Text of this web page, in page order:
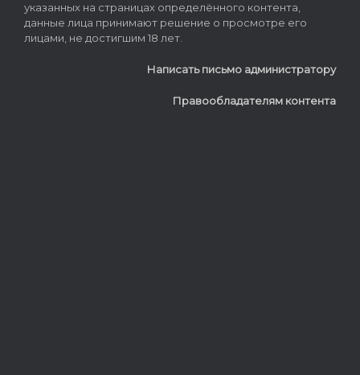
указанных на страницах определённого контента,
данные лица принимают решение о просмотре его
лицами, не достигшим 18 лет.
Написать письмо администратору
Правообладателям контента